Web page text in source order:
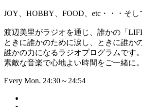
JOY、HOBBY、FOOD、etc・・・そ
渡辺美里がラジオを通じ、誰かの「
ときに誰かのために涙し、ときに誰か
誰かの力になるラジオプログラムです。
素敵な音楽で心地よい時間をご一緒に。
Every Mon. 24:30～24:54